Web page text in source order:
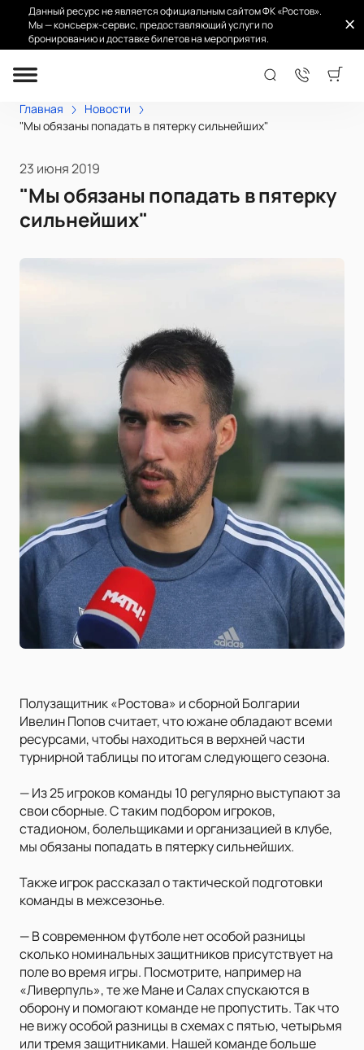
Данный ресурс не является официальным сайтом ФК «Ростов».
Мы — консьерж-сервис, предоставляющий услуги по
бронированию и доставке билетов на мероприятия.
Главная
Новости
"Мы обязаны попадать в пятерку сильнейших"
23 июня 2019
"Мы обязаны попадать в пятерку
сильнейших"
Полузащитник «Ростова» и сборной Болгарии
Ивелин Попов считает, что южане обладают всеми
ресурсами, чтобы находиться в верхней части
турнирной таблицы по итогам следующего сезона.
— Из 25 игроков команды 10 регулярно выступают за
свои сборные. С таким подбором игроков,
стадионом, болельщиками и организацией в клубе,
мы обязаны попадать в пятерку сильнейших.
Также игрок рассказал о тактической подготовки
команды в межсезонье.
— В современном футболе нет особой разницы
сколько номинальных защитников присутствует на
поле во время игры. Посмотрите, например на
«Ливерпуль», те же Мане и Салах спускаются в
оборону и помогают команде не пропустить. Так что
не вижу особой разницы в схемах с пятью, четырьмя
или тремя защитниками. Нашей команде больше